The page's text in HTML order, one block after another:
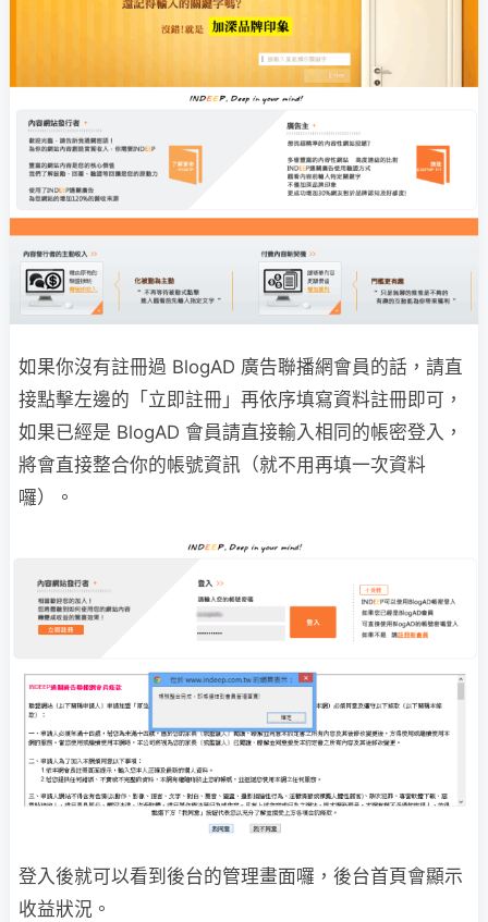
如果你沒有註冊過 BlogAD 廣告聯播網會員的話，請直
接點擊左邊的「立即註冊」再依序填寫資料註冊即可，
如果已經是 BlogAD 會員請直接輸入相同的帳密登入，
將會直接整合你的帳號資訊（就不用再填一次資料
囉）。
登入後就可以看到後台的管理畫面囉，後台首頁會顯示
收益狀況。